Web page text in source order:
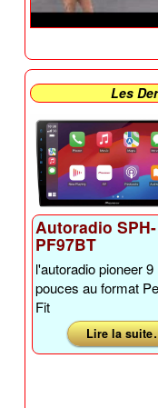
Les
Autoradio SPH-
PF97BT
l'autoradio pioneer 9
pouces au format
Fit
Lire la suite